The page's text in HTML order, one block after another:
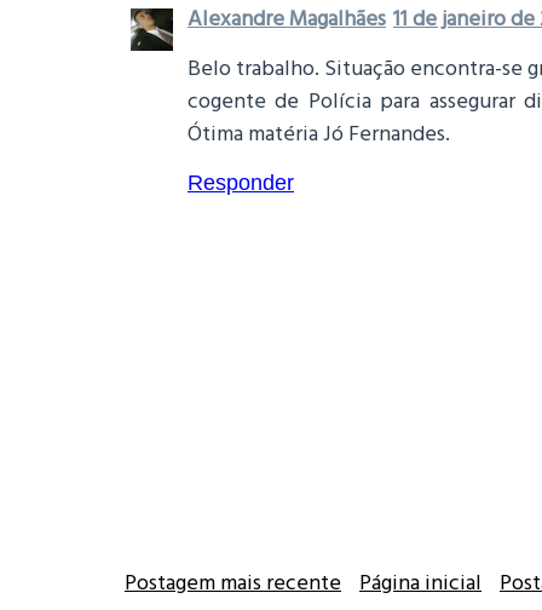
Alexandre Magalhães 11 de janeiro de
Belo trabalho. Situação encontra-se
cogente de Polícia para assegurar
Ótima matéria Jó Fernandes.
Responder
Postagem mais recente Página inicial